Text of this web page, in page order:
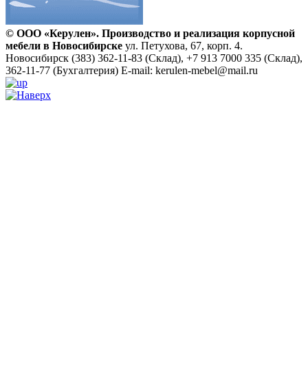
© ООО «Керулен». Производство и реализация корпусной
мебели в Новосибирске ул. Петухова, 67, корп. 4.
Новосибирск (383) 362-11-83 (Склад), +7 913 7000 335 (Склад),
362-11-77 (Бухгалтерия) E-mail: kerulen-mebel@mail.ru